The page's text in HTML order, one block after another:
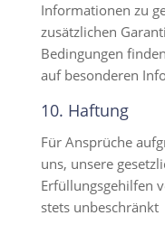
Informationen zu
zusätzlichen
Bedingungen
auf besonderen
10. Haftung​​​​​​​
Für Ansprüche
uns, unsere
Erfüllungsgehilfen
stets unbeschränkt